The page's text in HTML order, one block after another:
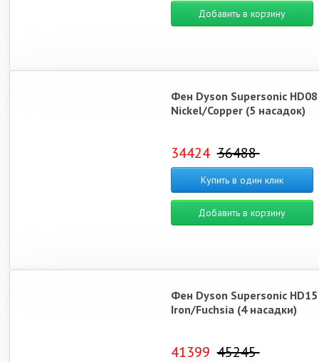
Добавить в корзину
Фен Dyson Supersonic HD08
Nickel/Copper (5 насадок)
34424 36488
Купить в один клик
Добавить в корзину
Фен Dyson Supersonic HD15
Iron/Fuchsia (4 насадки)
41399 45245